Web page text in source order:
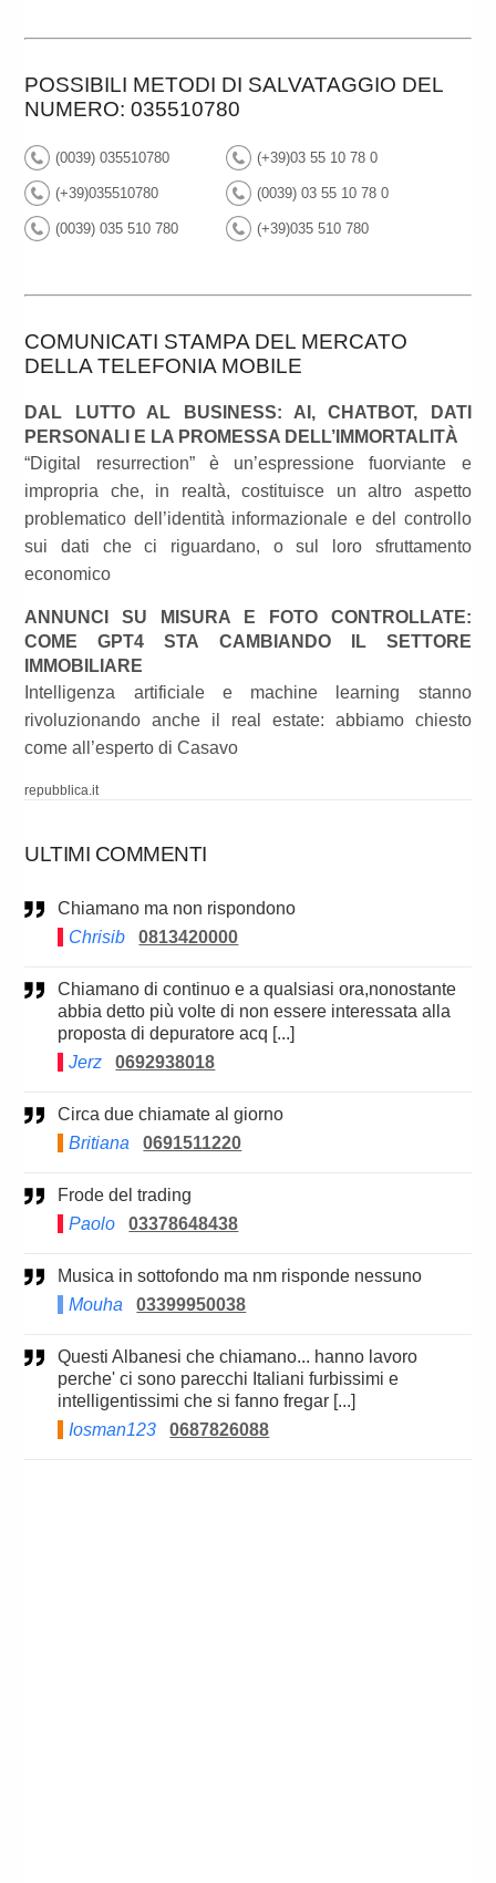
POSSIBILI METODI DI SALVATAGGIO DEL
NUMERO: 035510780
(0039) 035510780 (+39)03 55 10 78 0
(+39)035510780 (0039) 03 55 10 78 0
(0039) 035 510 780 (+39)035 510 780
COMUNICATI STAMPA DEL MERCATO
DELLA TELEFONIA MOBILE
DAL LUTTO AL BUSINESS: AI, CHATBOT, DATI
PERSONALI E LA PROMESSA DELL’IMMORTALITÀ
“Digital resurrection” è un’espressione fuorviante e
impropria che, in realtà, costituisce un altro aspetto
problematico dell’identità informazionale e del controllo
sui dati che ci riguardano, o sul loro sfruttamento
economico
ANNUNCI SU MISURA E FOTO CONTROLLATE:
COME GPT4 STA CAMBIANDO IL SETTORE
IMMOBILIARE
Intelligenza artificiale e machine learning stanno
rivoluzionando anche il real estate: abbiamo chiesto
come all’esperto di Casavo
repubblica.it
ULTIMI COMMENTI
Chiamano ma non rispondono
Chrisib
0813420000
Chiamano di continuo e a qualsiasi ora,nonostante
abbia detto più volte di non essere interessata alla
proposta di depuratore acq [...]
Jerz
0692938018
Circa due chiamate al giorno
Britiana
0691511220
Frode del trading
Paolo
03378648438
Musica in sottofondo ma nm risponde nessuno
Mouha
03399950038
Questi Albanesi che chiamano... hanno lavoro
perche' ci sono parecchi Italiani furbissimi e
intelligentissimi che si fanno fregar [...]
Iosman123
0687826088